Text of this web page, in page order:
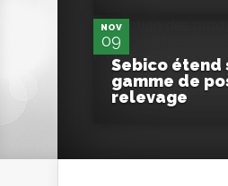
NOV
09
Sebico étend
gamme de
relevage